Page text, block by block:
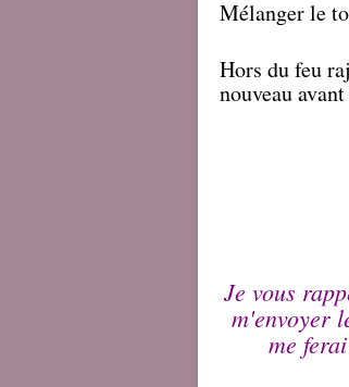
Mélanger le
Hors du feu
nouveau
Je vous
m'envoyer
me